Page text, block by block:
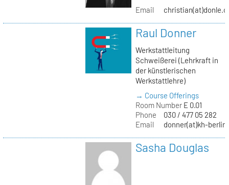
Email
Raul Donner
Werkstattleitung
Schweißerei (Lehrkraft in
der künstlerischen
Werkstattlehre)
→ Course Offerings
Room NumberE 0.01
Phone
030 / 477 05 282
Email
donner(at)kh-
Sasha Douglas